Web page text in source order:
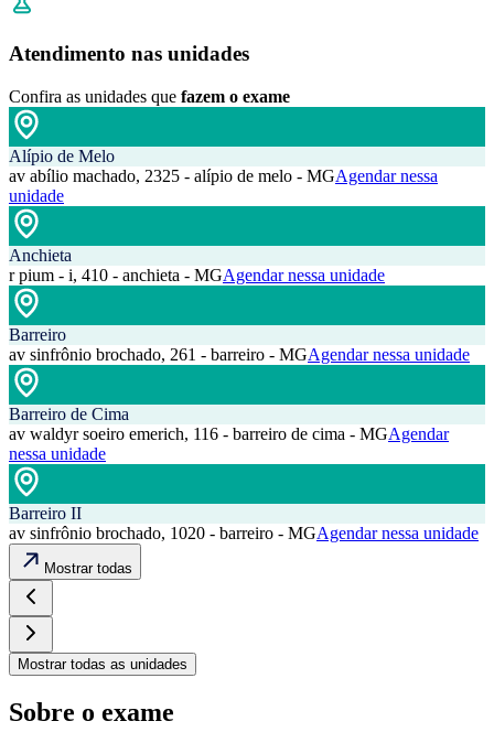
Atendimento nas unidades
Confira as unidades que fazem o exame
Alípio de Melo
av abílio machado, 2325 - alípio de melo - MGAgendar nessa
unidade
Anchieta
r pium - i, 410 - anchieta - MGAgendar nessa unidade
Barreiro
av sinfrônio brochado, 261 - barreiro - MGAgendar nessa unidade
Barreiro de Cima
av waldyr soeiro emerich, 116 - barreiro de cima - MGAgendar
nessa unidade
Barreiro II
av sinfrônio brochado, 1020 - barreiro - MGAgendar nessa unidade
Mostrar todas
Mostrar todas as unidades
Sobre o exame